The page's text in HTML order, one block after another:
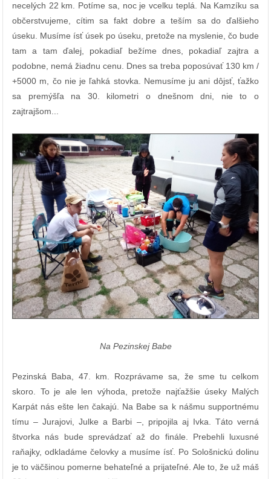
necelých 22 km. Potíme sa, noc je vcelku teplá. Na Kamzíku sa
občerstvujeme, cítim sa fakt dobre a teším sa do ďalšieho
úseku. Musíme ísť úsek po úseku, pretože na myslenie, čo bude
tam a tam ďalej, pokadiaľ bežíme dnes, pokadiaľ zajtra a
podobne, nemá žiadnu cenu. Dnes sa treba poposúvať 130 km /
+5000 m, čo nie je ľahká stovka. Nemusíme ju ani dôjsť, ťažko
sa premýšľa na 30. kilometri o dnešnom dni, nie to o
zajtrajšom...
Na Pezinskej Babe
Pezinská Baba, 47. km. Rozprávame sa, že sme tu celkom
skoro. To je ale len výhoda, pretože najťažšie úseky Malých
Karpát nás ešte len čakajú. Na Babe sa k nášmu supportnému
tímu – Jurajovi, Julke a Barbi –, pripojila aj Ivka. Táto verná
štvorka nás bude sprevádzať až do finále. Prebehli luxusné
raňajky, odkladáme čelovky a musíme ísť. Po Sološnickú dolinu
je to väčšinou pomerne behateľné a prijateľné. Ale to, že už máš